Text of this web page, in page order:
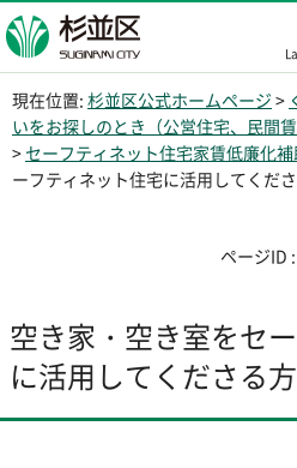
杉並区
現在位置: 杉並区公式ホームページ >
いをお探しのとき（公営住宅、民間賃
> セーフティネット住宅家賃低廉化
ーフティネット住宅に活用してくだ
ページID
空き家・空き室をセ
に活用してくださる